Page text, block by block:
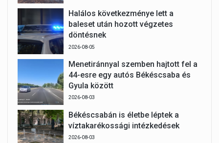
Halálos következménye lett a
baleset után hozott végzetes
döntésnek
2026-08-05
Menetiránnyal szemben hajtott fel a
44-esre egy autós Békéscsaba és
Gyula között
2026-08-03
Békéscsabán is életbe léptek a
víztakarékossági intézkedések
2026-08-03